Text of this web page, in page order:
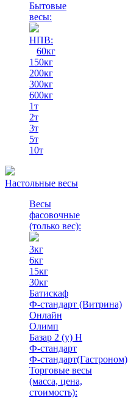
Бытовые
весы:
НПВ:
60кг
150кг
200кг
300кг
600кг
1т
2т
3т
5т
10т
Настольные весы
Весы
фасовочные
(только вес):
3кг
6кг
15кг
30кг
Батискаф
Ф-стандарт (Витрина)
Онлайн
Олимп
Базар 2 (у) Н
Ф-стандарт
Ф-стандарт(Гастроном)
Торговые весы
(масса, цена,
стоимость):